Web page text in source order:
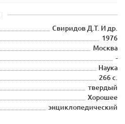
Свиридов Д.Т. И др.
1976
Москва
-
Наука
266 с.
твердый
Хорошее
энциклопедический